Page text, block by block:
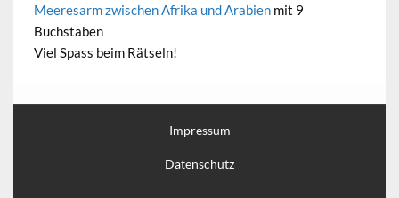
Meeresarm zwischen Afrika und Arabien mit 9
Buchstaben
Viel Spass beim Rätseln!
Impressum
Datenschutz